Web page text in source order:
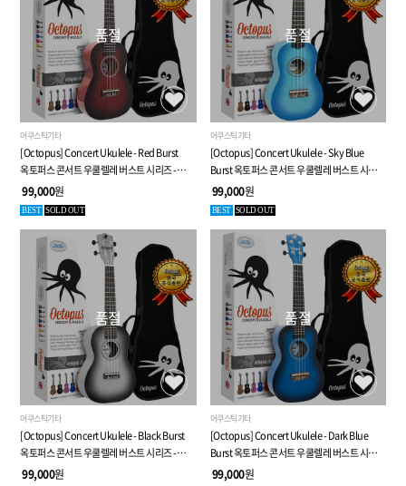
품절
어쿠스틱기타
[Octopus] Concert Ukulele - Red Burst
옥토퍼스 콘서트 우쿨렐레 버스트 시리즈 -
8가지 특별 사은품
99,000원
BEST SOLD OUT
품절
어쿠스틱기타
[Octopus] Concert Ukulele - Sky Blue
Burst 옥토퍼스 콘서트 우쿨렐레 버스트 시리즈
- 8가지 특별 사은품
99,000원
BEST SOLD OUT
품절
어쿠스틱기타
[Octopus] Concert Ukulele - Black Burst
옥토퍼스 콘서트 우쿨렐레 버스트 시리즈 -
8가지 특별 사은품
99,000원
품절
어쿠스틱기타
[Octopus] Concert Ukulele - Dark Blue
Burst 옥토퍼스 콘서트 우쿨렐레 버스트 시리즈
- 8가지 특별 사은품
99,000원